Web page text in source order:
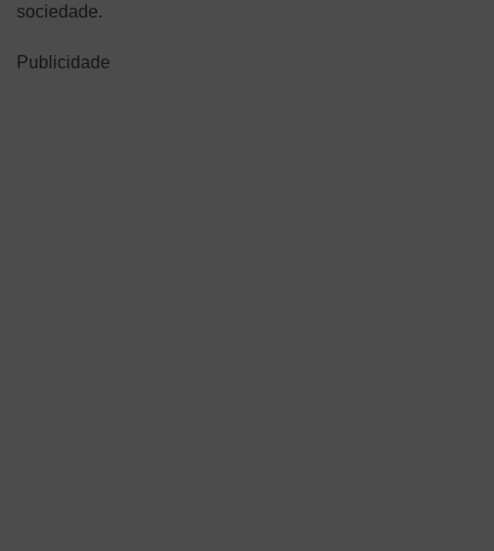
sociedade.
Publicidade